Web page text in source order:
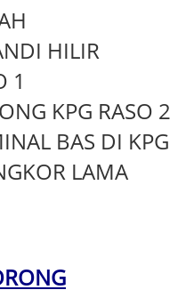
HILIR
1
KPG RASO 2
BAS DI KPG
LAMA